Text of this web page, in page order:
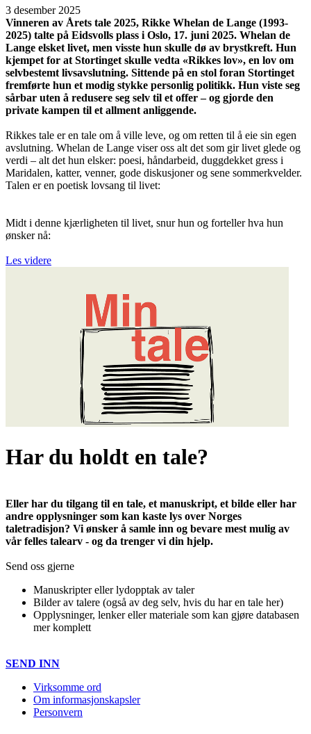
3 desember 2025
Vinneren av Årets tale 2025, Rikke Whelan de Lange (1993-
2025) talte på Eidsvolls plass i Oslo, 17. juni 2025. Whelan de
Lange elsket livet, men visste hun skulle dø av brystkreft. Hun
kjempet for at Stortinget skulle vedta «Rikkes lov», en lov om
selvbestemt livsavslutning. Sittende på en stol foran Stortinget
fremførte hun et modig stykke personlig politikk. Hun viste seg
sårbar uten å redusere seg selv til et offer – og gjorde den
private kampen til et allment anliggende.
Rikkes tale er en tale om å ville leve, og om retten til å eie sin egen
avslutning. Whelan de Lange viser oss alt det som gir livet glede og
verdi – alt det hun elsker: poesi, håndarbeid, duggdekket gress i
Maridalen, katter, venner, gode diskusjoner og sene sommerkvelder.
Talen er en poetisk lovsang til livet:
Midt i denne kjærligheten til livet, snur hun og forteller hva hun
ønsker nå:
Les videre
Har du holdt en tale?
Eller har du tilgang til en tale, et manuskript, et bilde eller har
andre opplysninger som kan kaste lys over Norges
taletradisjon? Vi ønsker å samle inn og bevare mest mulig av
vår felles talearv - og da trenger vi din hjelp.
Send oss gjerne
Manuskripter eller lydopptak av taler
Bilder av talere (også av deg selv, hvis du har en tale her)
Opplysninger, lenker eller materiale som kan gjøre databasen
mer komplett
SEND INN
Virksomme ord
Om informasjonskapsler
Personvern